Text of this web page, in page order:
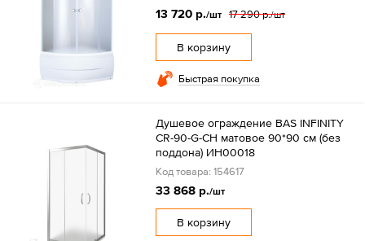
13 720 р./шт 17 290 р./шт
В корзину
Быстрая покупка
Душевое ограждение BAS INFINITY
CR-90-G-CH матовое 90*90 см (без
поддона) ИН00018
Код товара: 154617
33 868 р./шт
В корзину